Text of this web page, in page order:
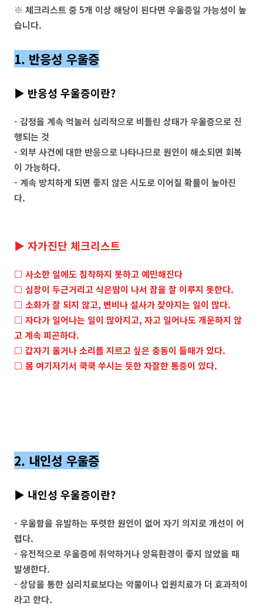
※ 체크리스트 중 5개 이상 해당이 된다면 우울증일 가능성이 높
습니다.
1. 반응성 우울증
▶ 반응성 우울증이란?
- 감정을 계속 억눌러 심리적으로 비틀린 상태가 우울증으로 진
행되는 것
- 외부 사건에 대한 반응으로 나타나므로 원인이 해소되면 회복
이 가능하다.
- 계속 방치하게 되면 좋지 않은 시도로 이어질 확률이 높아진
다.
▶ 자가진단 체크리스트
□ 사소한 일에도 침착하지 못하고 예민해진다
□ 심장이 두근거리고 식은땀이 나서 잠을 잘 이루지 못한다.
□ 소화가 잘 되지 않고, 변비나 설사가 잦아지는 일이 많다.
□ 자다가 일어나는 일이 많아지고, 자고 일어나도 개운하지 않
고 계속 피곤하다.
□ 갑자기 울거나 소리를 지르고 싶은 충동이 들때가 있다.
□ 몸 여기저기서 쿡쿡 쑤시는 듯한 자잘한 통증이 있다.
2. 내인성 우울증
▶ 내인성 우울증이란?
- 우울함을 유발하는 뚜렷한 원인이 없어 자기 의지로 개선이 어
렵다.
- 유전적으로 우울증에 취약하거나 양육환경이 좋지 않았을 때
발생한다.
- 상담을 통한 심리치료보다는 약물이나 입원치료가 더 효과적이
라고 한다.